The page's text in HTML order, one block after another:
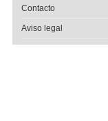
Contacto
Aviso legal